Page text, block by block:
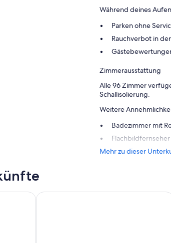
Während deines
Parken ohne
Rauchverbot in
Zimmerausstattung
Alle 96 Zimmer
Schallisolierung.
Weitere
Badezimmer mit
Mehr zu dieser
Premier Inn Leipzig City Oper